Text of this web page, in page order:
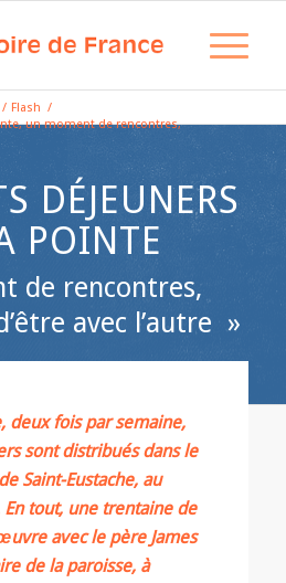
/ Flash /
un moment de rencontres,
DÉJEUNERS
POINTE
de rencontres,
avec l’autre »
deux fois par semaine,
sont distribués dans le
Saint-Eustache, au
En tout, une trentaine de
avec le père James
de la paroisse, à